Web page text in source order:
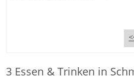
3 Essen & Trinken in